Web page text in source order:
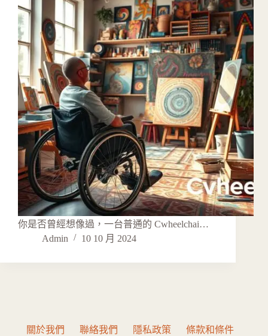
你是否曾經想像過，一台普通的 Cwheelchai…
Admin
10 10 月 2024
關於我們 聯絡我們 隱私政策 條款和條件